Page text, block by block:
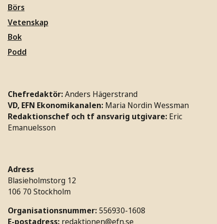
Börs
Vetenskap
Bok
Podd
Chefredaktör:Anders Hägerstrand
VD, EFN Ekonomikanalen: Maria Nordin Wessman
Redaktionschef och tf ansvarig utgivare: Eric
Emanuelsson
Adress
Blasieholmstorg 12
106 70 Stockholm
Organisationsnummer: 556930-1608
E-postadress: redaktionen@efn.se